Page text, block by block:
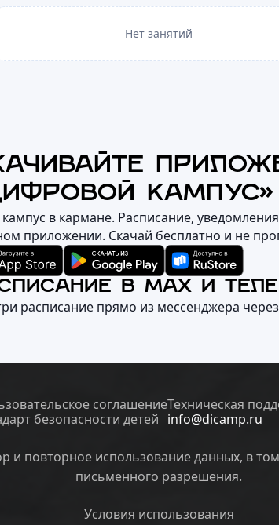
Нет занятий
КАМПУС»
в кармане. Расписание,
приложении. Скачай бесплатно и не
В MAX И
расписание прямо из мессенджера
соглашение
безопасности детей
Техническая
info@dicamp.ru
повторное использование данных, в
письменного разрешения.
Условия использования